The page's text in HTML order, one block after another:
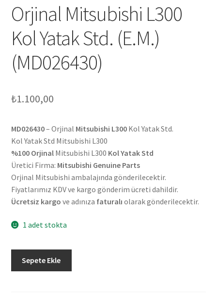
Orjinal Mitsubishi L300
Kol Yatak Std. (E.M.)
(MD026430)
₺1.100,00
MD026430– Orjinal Mitsubishi L300Kol Yatak Std.
Kol Yatak Std Mitsubishi L300
%100 OrjinalMitsubishi L300 Kol Yatak Std
Üretici Firma: Mitsubishi Genuine Parts
Orjinal Mitsubishi ambalajında gönderilecektir.
Fiyatlarımız KDV ve kargo gönderim ücreti dahildir.
Ücretsiz kargo ve adınıza faturalı olarak gönderilecektir.
1 adet stokta
Mitsubishi
Sepete Ekle